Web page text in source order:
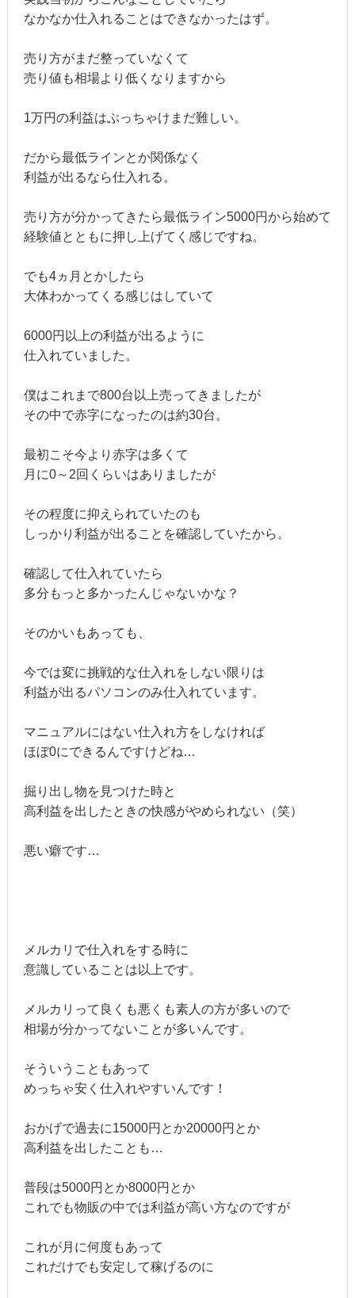
なかなか仕入れることはできなかったはず。
売り方がまだ整っていなくて
売り値も相場より低くなりますから
1万円の利益はぶっちゃけまだ難しい。
だから最低ラインとか関係なく
利益が出るなら仕入れる。
売り方が分かってきたら最低ライン5000円から始めて
経験値とともに押し上げてく感じですね。
でも4ヵ月とかしたら
大体わかってくる感じはしていて
6000円以上の利益が出るように
仕入れていました。
僕はこれまで800台以上売ってきましたが
その中で赤字になったのは約30台。
最初こそ今より赤字は多くて
月に0～2回くらいはありましたが
その程度に抑えられていたのも
しっかり利益が出ることを確認していたから。
確認して仕入れていたら
多分もっと多かったんじゃないかな？
そのかいもあっても、
今では変に挑戦的な仕入れをしない限りは
利益が出るパソコンのみ仕入れています。
マニュアルにはない仕入れ方をしなければ
ほぼ0にできるんですけどね…
掘り出し物を見つけた時と
高利益を出したときの快感がやめられない（笑）
悪い癖です…
メルカリで仕入れをする時に
意識していることは以上です。
メルカリって良くも悪くも素人の方が多いので
相場が分かってないことが多いんです。
そういうこともあって
めっちゃ安く仕入れやすいんです！
おかげで過去に15000円とか20000円とか
高利益を出したことも…
普段は5000円とか8000円とか
これでも物販の中では利益が高い方なのですが
これが月に何度もあって
これだけでも安定して稼げるのに